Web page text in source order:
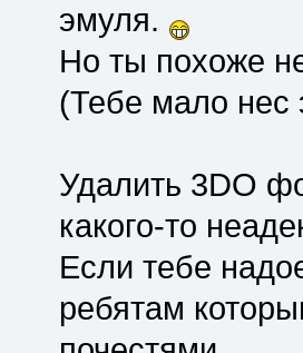
эмуля.
Но ты похоже
(Тебе мало нес
Удалить 3DO
какого-то
Если тебе
ребятам